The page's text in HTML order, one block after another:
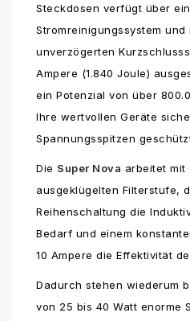
Steckdosen verfügt über
Stromreinigungssystem und
unverzögerten
Ampere (1.840 Joule)
ein Potenzial von über
Ihre wertvollen Geräte
Spannungsspitzen
Die Super Nova arbeitet mit
ausgeklügelten Filterstufe,
Reihenschaltung die
Bedarf und einem
10 Ampere die Effektivität
Dadurch stehen wiederum
von 25 bis 40 Watt enorme